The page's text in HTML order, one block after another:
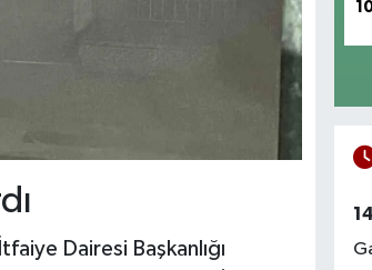
Dairesi Başkanlığı